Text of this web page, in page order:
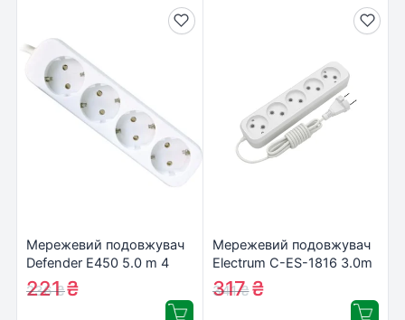
Мережевий подовжувач
Defender E450 5.0 m 4
роз white (99227)
236₴
221₴
Мережевий подовжувач
Electrum C-ES-1816 3.0m
5 роз, white (C-ES-1816)
341₴
317₴